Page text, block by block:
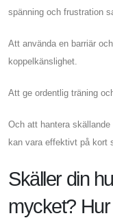
spänning och frustration
Att använda en barriär
koppelkänslighet.
Att ge ordentlig träning
Och att hantera
kan vara effektivt på kort
Skäller din
mycket?